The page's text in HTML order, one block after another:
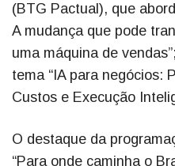
(BTG Pactual), que
A mudança que pode
uma máquina de
tema “IA para negócios:
Custos e Execução
O destaque da
“Para onde caminha o